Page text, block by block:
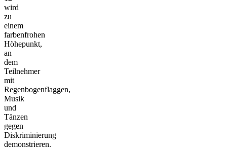
wird
zu
einem
farbenfrohen
Höhepunkt,
an
dem
Teilnehmer
mit
Regenbogenflaggen,
Musik
und
Tänzen
gegen
Diskriminierung
demonstrieren.